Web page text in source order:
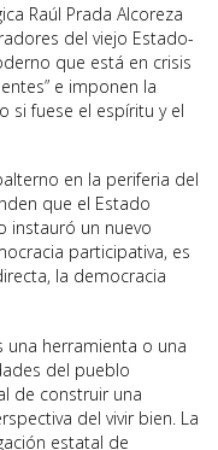
Raúl Prada Alcoreza
del viejo Estado-
que está en crisis
e imponen la
si fuese el espíritu y el
en la periferia del
que el Estado
instauró un nuevo
participativa, es
la democracia
una herramienta o una
del pueblo
de construir una
del vivir bien. La
estatal de